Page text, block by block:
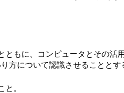
もに、コンピュータとその活
方について認識させることとす
。